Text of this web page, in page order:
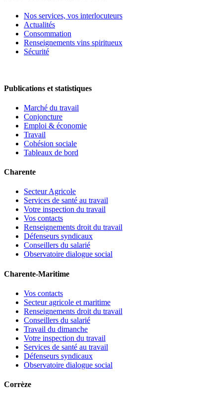
Nos services, vos interlocuteurs
Actualités
Consommation
Renseignements vins spiritueux
Sécurité
Publications et statistiques
Marché du travail
Conjoncture
Emploi & économie
Travail
Cohésion sociale
Tableaux de bord
Charente
Secteur Agricole
Services de santé au travail
Votre inspection du travail
Vos contacts
Renseignements droit du travail
Défenseurs syndicaux
Conseillers du salarié
Observatoire dialogue social
Charente-Maritime
Vos contacts
Secteur agricole et maritime
Renseignements droit du travail
Conseillers du salarié
Travail du dimanche
Votre inspection du travail
Services de santé au travail
Défenseurs syndicaux
Observatoire dialogue social
Corrèze